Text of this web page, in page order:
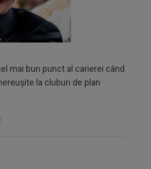
mai bun punct al carierei când
la cluburi de plan